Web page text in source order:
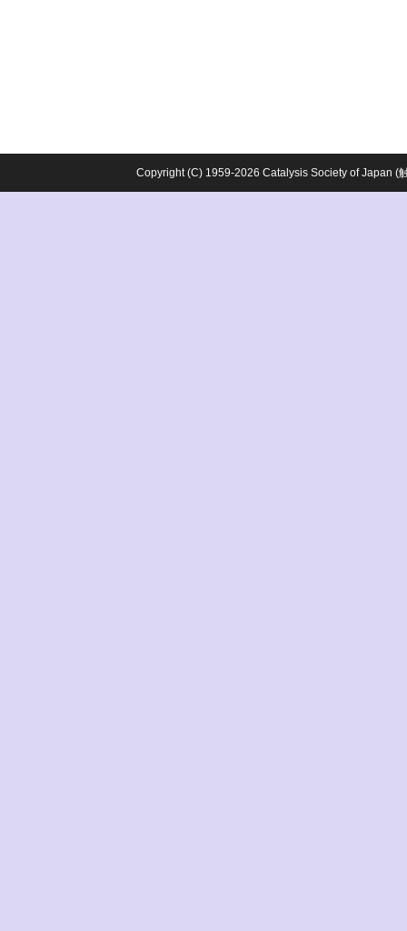
Copyright (C) 1959-2026 Catalysis Society of Japan (